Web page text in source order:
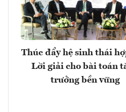
Thúc đẩy hệ sinh thái
Lời giải cho bài toán
trưởng bền vững